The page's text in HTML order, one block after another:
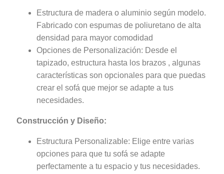
Estructura de madera o aluminio según modelo.
Fabricado con espumas de poliuretano de alta
densidad para mayor comodidad
Opciones de Personalización: Desde el
tapizado, estructura hasta los brazos , algunas
características son opcionales para que puedas
crear el sofá que mejor se adapte a tus
necesidades.
Construcción y Diseño:
Estructura Personalizable: Elige entre varias
opciones para que tu sofá se adapte
perfectamente a tu espacio y tus necesidades.